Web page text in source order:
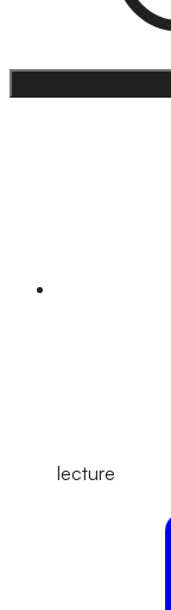
lecture